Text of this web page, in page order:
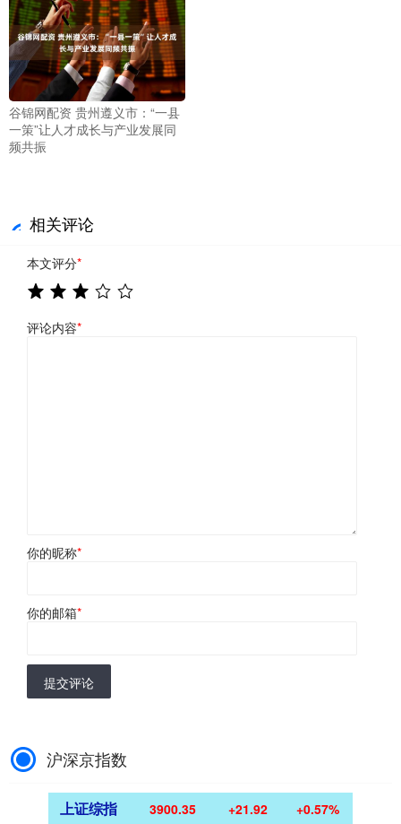
谷锦网配资 贵州遵义市：“一县
一策”让人才成长与产业发展同
频共振
相关评论
本文评分*
评论内容*
你的昵称*
你的邮箱*
提交评论
沪深京指数
上证综指 3900.35 +21.92 +0.57%